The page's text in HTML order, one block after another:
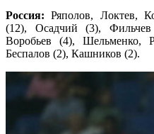
Россия: Ряполов, Локтев,
(12), Осадчий (3),
Воробьев (4), Шельменко,
Беспалов (2), Кашников (2).